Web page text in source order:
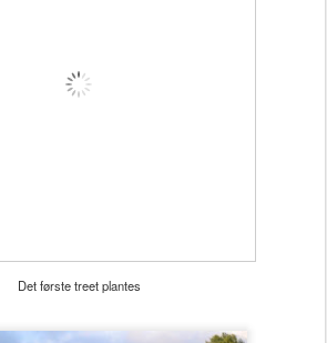
Det første treet plantes